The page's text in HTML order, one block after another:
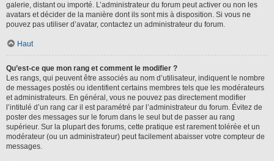
galerie, distant ou importé. L’administrateur du forum peut activer ou non les
avatars et décider de la manière dont ils sont mis à disposition. Si vous ne
pouvez pas utiliser d’avatar, contactez un administrateur du forum.
Haut
Qu’est-ce que mon rang et comment le modifier ?
Les rangs, qui peuvent être associés au nom d’utilisateur, indiquent le nombre
de messages postés ou identifient certains membres tels que les modérateurs
et administrateurs. En général, vous ne pouvez pas directement modifier
l’intitulé d’un rang car il est paramétré par l’administrateur du forum. Évitez de
poster des messages sur le forum dans le seul but de passer au rang
supérieur. Sur la plupart des forums, cette pratique est rarement tolérée et un
modérateur (ou un administrateur) peut facilement abaisser votre compteur de
messages.